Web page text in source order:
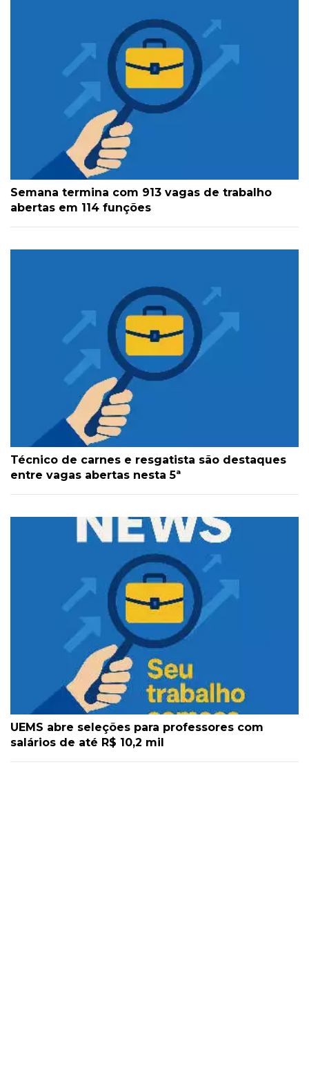
Semana termina com 913 vagas de trabalho
abertas em 114 funções
Técnico de carnes e resgatista são destaques
entre vagas abertas nesta 5ª
UEMS abre seleções para professores com
salários de até R$ 10,2 mil